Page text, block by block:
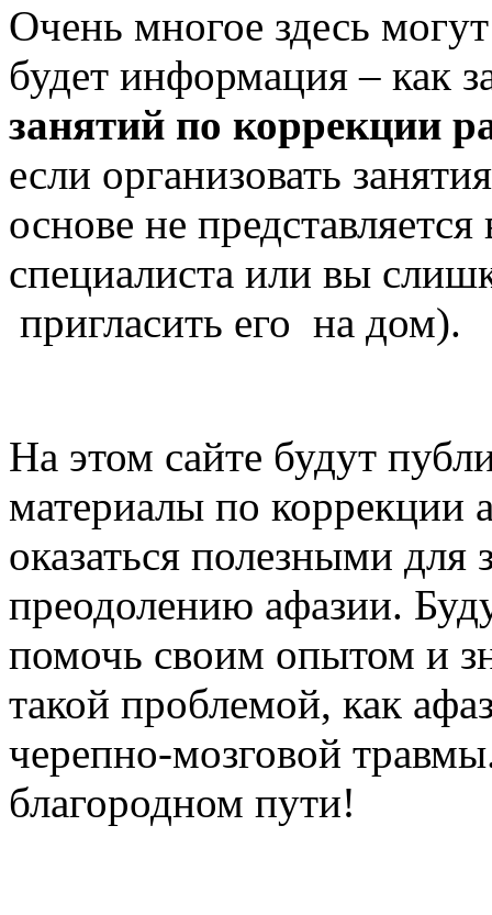
Очень многое здесь
будет информация – как
занятий по коррекции
если организовать
основе не
специалиста или вы
пригласить его на дом).
На этом сайте будут
материалы по коррекции
оказаться полезными
преодолению афазии.
помочь своим опытом и
такой проблемой, как
черепно-мозговой
благородном пути!